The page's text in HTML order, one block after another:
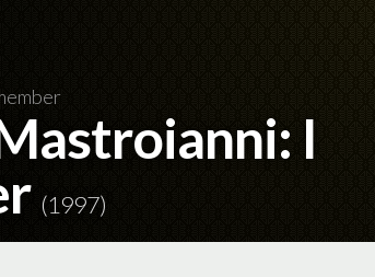
I
(1997)